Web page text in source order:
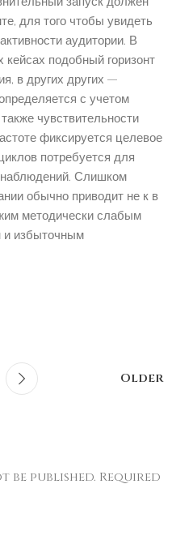
для того чтобы увидеть
аудитории. В
подобный горизонт
в других других —
с учетом
чувствительности
фиксируется целевое
потребуется для
Слишком
обычно приводит не к в
методически слабым
и избыточным
Older
be published. Required